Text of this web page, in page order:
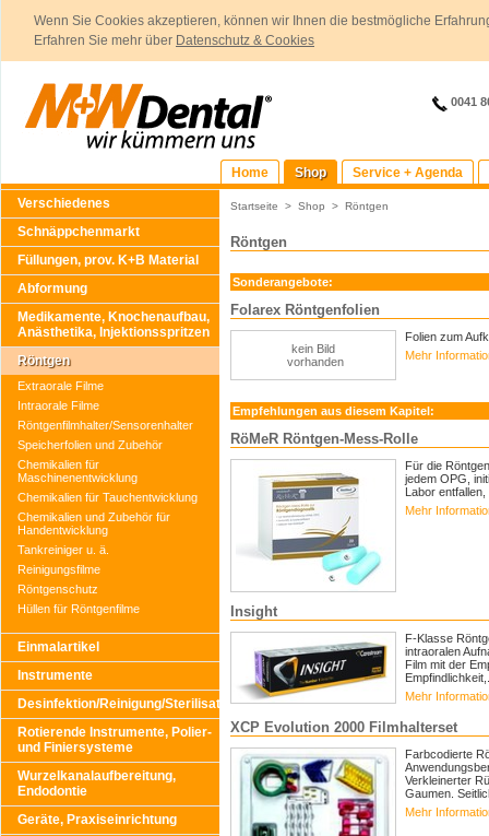
Wenn Sie Cookies akzeptieren, können wir Ihnen die bestmögliche
Erfahren Sie mehr über Datenschutz & Cookies
0041
Home Shop
Service + Agenda
Verschiedenes
Schnäppchenmarkt
Füllungen, prov. K+B Material
Abformung
Medikamente, Knochenaufbau,
Anästhetika, Injektionsspritzen
Röntgen
Extraorale Filme
Intraorale Filme
Röntgenfilmhalter/Sensorenhalter
Speicherfolien und Zubehör
Chemikalien für
Maschinenentwicklung
Chemikalien für Tauchentwicklung
Chemikalien und Zubehör für
Handentwicklung
Tankreiniger u. ä.
Reinigungsfilme
Röntgenschutz
Hüllen für Röntgenfilme
Einmalartikel
Instrumente
Desinfektion/Reinigung/Sterilisation
Rotierende Instrumente, Polier-
und Finiersysteme
Wurzelkanalaufbereitung,
Endodontie
Geräte, Praxiseinrichtung
Startseite > Shop > Röntgen
Röntgen
Sonderangebote:
Folarex Röntgenfolien
kein Bild
vorhanden
Folien zum
Mehr
Empfehlungen aus diesem Kapitel:
RöMeR Röntgen-Mess-Rolle
Für die
jedem OPG,
Labor
Mehr
Insight
F-Klasse
intraoralen
Film mit der
Mehr
XCP Evolution 2000 Filmhalterset
Farbcodierte
Verkleinerter
Gaumen.
Mehr